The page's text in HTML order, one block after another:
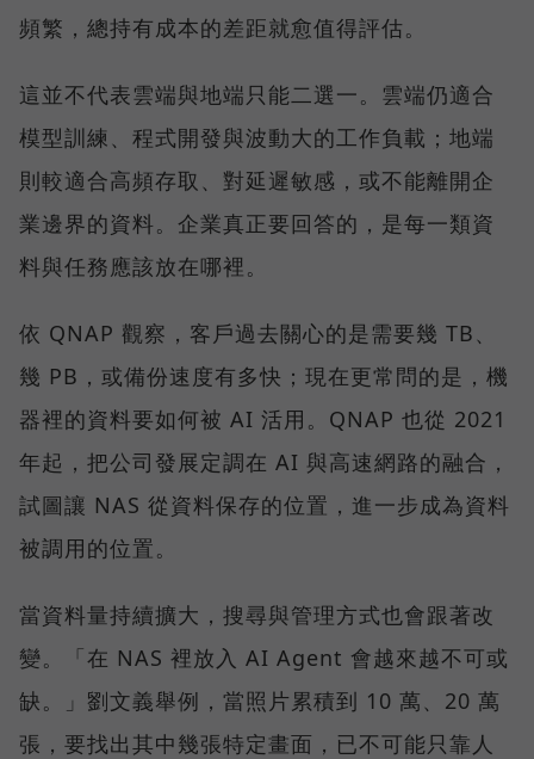
頻繁，總持有成本的差距就愈值得評估。
這並不代表雲端與地端只能二選一。雲端仍適合
模型訓練、程式開發與波動大的工作負載；地端
則較適合高頻存取、對延遲敏感，或不能離開企
業邊界的資料。企業真正要回答的，是每一類資
料與任務應該放在哪裡。
依 QNAP 觀察，客戶過去關心的是需要幾 TB、
幾 PB，或備份速度有多快；現在更常問的是，機
器裡的資料要如何被 AI 活用。QNAP 也從 2021
年起，把公司發展定調在 AI 與高速網路的融合，
試圖讓 NAS 從資料保存的位置，進一步成為資料
被調用的位置。
當資料量持續擴大，搜尋與管理方式也會跟著改
變。「在 NAS 裡放入 AI Agent 會越來越不可或
缺。」劉文義舉例，當照片累積到 10 萬、20 萬
張，要找出其中幾張特定畫面，已不可能只靠人